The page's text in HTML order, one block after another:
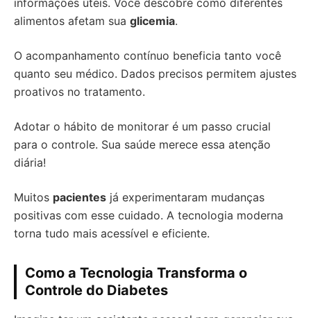
informações úteis. Você descobre como diferentes
alimentos afetam sua glicemia.
O acompanhamento contínuo beneficia tanto você
quanto seu médico. Dados precisos permitem ajustes
proativos no tratamento.
Adotar o hábito de monitorar é um passo crucial
para o controle. Sua saúde merece essa atenção
diária!
Muitos pacientes já experimentaram mudanças
positivas com esse cuidado. A tecnologia moderna
torna tudo mais acessível e eficiente.
Como a Tecnologia Transforma o
Controle do Diabetes